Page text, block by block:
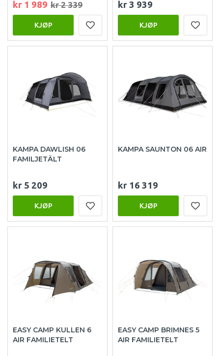
kr 1 989 kr 2 339
KJØP
kr 3 939
KJØP
KAMPA DAWLISH 06
FAMILJETÄLT
kr 5 209
KJØP
KAMPA SAUNTON 06 AIR
kr 16 319
KJØP
EASY CAMP KULLEN 6
AIR FAMILIETELT
EASY CAMP BRIMNES 5
AIR FAMILIETELT